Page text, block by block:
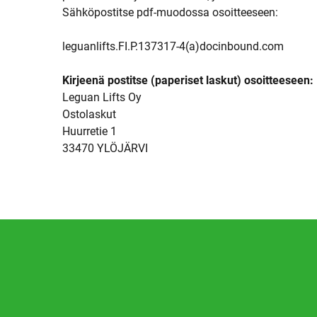
Sähköpostitse pdf-muodossa osoitteeseen:
leguanlifts.FI.P.137317-4(a)docinbound.com
Kirjeenä postitse (paperiset laskut) osoitteeseen:
Leguan Lifts Oy
Ostolaskut
Huurretie 1
33470 YLÖJÄRVI